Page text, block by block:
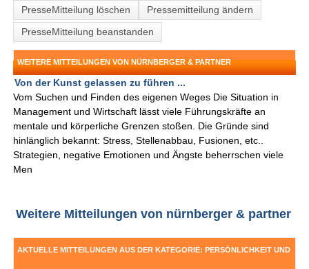
PresseMitteilung löschen
Pressemitteilung ändern
PresseMitteilung beanstanden
WEITERE MITTEILUNGEN VON NÜRNBERGER & PARTNER
Von der Kunst gelassen zu führen ...
Vom Suchen und Finden des eigenen Weges Die Situation in
Management und Wirtschaft lässt viele Führungskräfte an
mentale und körperliche Grenzen stoßen. Die Gründe sind
hinlänglich bekannt: Stress, Stellenabbau, Fusionen, etc..
Strategien, negative Emotionen und Ängste beherrschen viele
Men
Weitere Mitteilungen von nürnberger & partner
AKTUELLE MITTEILUNGEN AUS DER KATEGORIE: PERSÖNLICHKEIT UND